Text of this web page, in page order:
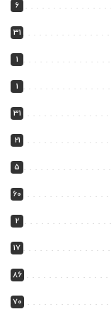
6
31
1
1
31
21
5
60
2
17
86
70